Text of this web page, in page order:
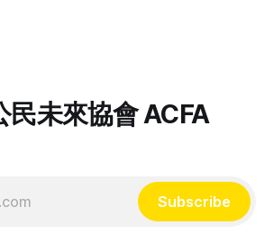
續投入族群共生與民主力量。邀你一同回
因為身份、因為宗教和文化不同就受到不
民未來協會 ACFA
Subscribe